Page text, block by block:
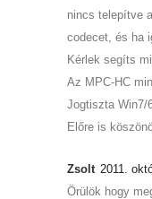
nincs telepítve
codecet, és ha
Kérlek segíts
Az MPC-HC
Jogtiszta Win7/
Előre is
Zsolt 2011.
Örülök hogy